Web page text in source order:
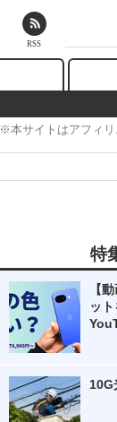
※本サイトはアフィ
特
【
ッ
10G
RSS